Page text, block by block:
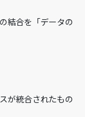
結合を「データの
が統合されたもの